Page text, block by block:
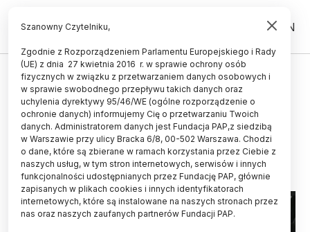
PL EN
ŻYCIE
Polacy... fałszują kwantowe
pieniądze
08.03.2017
aktualizacja: 08.03.2017
4 minuty czytania
Szanowny Czytelniku,
Zgodnie z Rozporządzeniem Parlamentu Europejskiego i Rady
(UE) z dnia 27 kwietnia 2016 r. w sprawie ochrony osób
fizycznych w związku z przetwarzaniem danych osobowych i
w sprawie swobodnego przepływu takich danych oraz
uchylenia dyrektywy 95/46/WE (ogólne rozporządzenie o
ochronie danych) informujemy Cię o przetwarzaniu Twoich
danych. Administratorem danych jest Fundacja PAP,z siedzibą
w Warszawie przy ulicy Bracka 6/8, 00-502 Warszawa. Chodzi
o dane, które są zbierane w ramach korzystania przez Ciebie z
naszych usług, w tym stron internetowych, serwisów i innych
funkcjonalności udostępnianych przez Fundację PAP, głównie
zapisanych w plikach cookies i innych identyfikatorach
internetowych, które są instalowane na naszych stronach przez
nas oraz naszych zaufanych partnerów Fundacji PAP.